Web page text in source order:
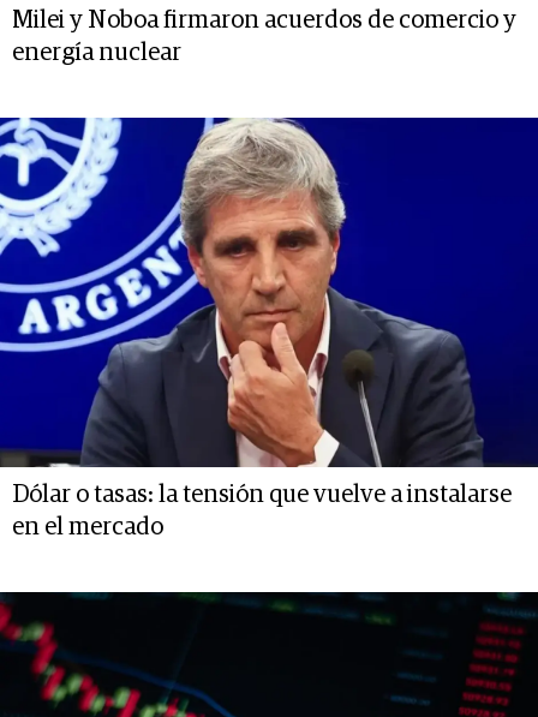
Milei y Noboa firmaron acuerdos de comercio y
energía nuclear
Dólar o tasas: la tensión que vuelve a instalarse
en el mercado